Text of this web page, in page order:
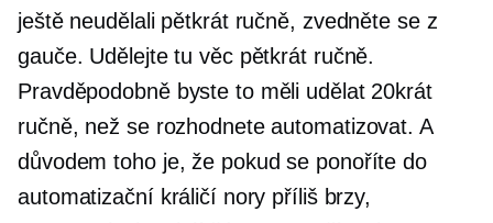
ještě neudělali pětkrát ručně, zvedněte se z
gauče. Udělejte tu věc pětkrát ručně.
Pravděpodobně byste to měli udělat 20krát
ručně, než se rozhodnete automatizovat. A
důvodem toho je, že pokud se ponoříte do
automatizační králičí nory příliš brzy,